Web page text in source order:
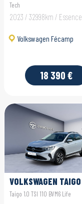
Tech
2023 / 32998km / Essence
Volkswagen Fécamp
18 390 €
VOLKSWAGEN TAIGO
Taigo 1.0 TSI 110 BVM6 Life